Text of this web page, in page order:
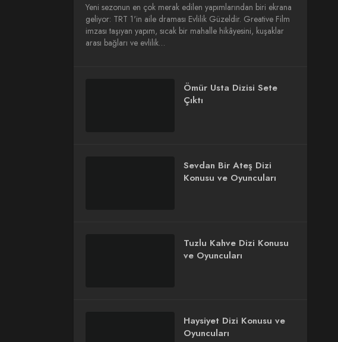
Yeni sezonun en çok merak edilen yapımlarından biri ekrana
geliyor: TRT 1'in aile draması Evlilik Güzeldir. Greative Film
imzası taşıyan yapım, sıcak bir mahalle hikâyesini, kuşaklar
arası bağları ve evlilik…
Ömür Usta Dizisi Sete
Çıktı
Sevdan Bir Ateş Dizi
Konusu ve Oyuncuları
Tuzlu Kahve Dizi Konusu
ve Oyuncuları
Haysiyet Dizi Konusu ve
Oyuncuları